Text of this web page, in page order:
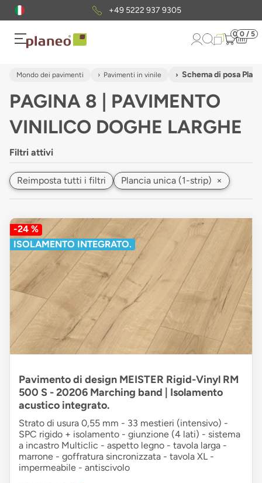
Pacchetto di campionigratuiti
0 0 / 5
Mondo dei pavimenti Pavimenti in vinile Schema di posa
PAGINA 8 | PAVIMENTO
VINILICO DOGHE LARGHE
Filtri attivi
Reimposta tutti i filtri Plancia unica (1-strip) ×
-24 %
ISOLAMENTO INTEGRATO.
Pavimento di design MEISTER Rigid-Vinyl RM
500 S - 20206 Marching band | Isolamento
acustico integrato.
Strato di usura 0,55 mm - 33 mestieri (intensivo) -
SPC rigido + isolamento - giunzione (4 lati) - sistema
a incastro Multiclic - aspetto legno - tavola larga -
marrone - goffratura sincronizzata - tavola XL -
impermeabile - antiscivolo